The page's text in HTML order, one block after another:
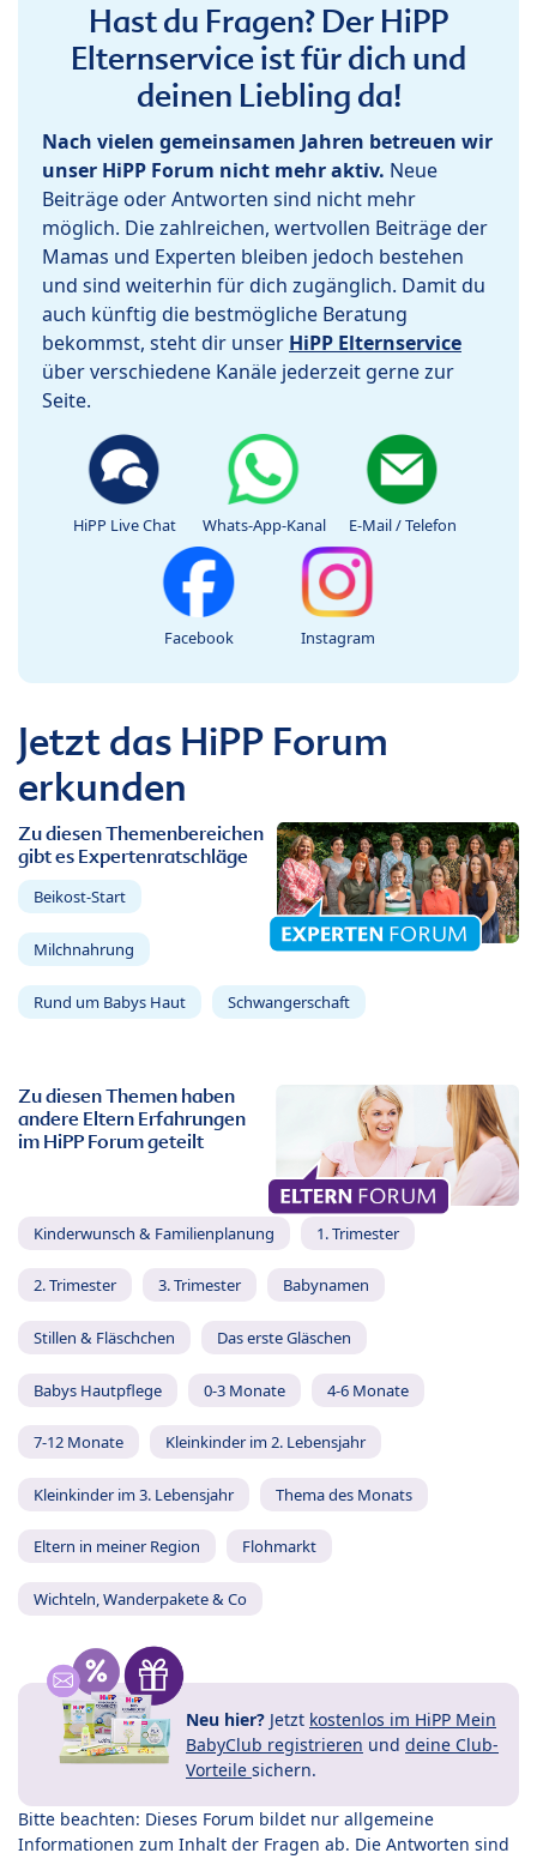
Hast du Fragen? Der HiPP
Elternservice ist für dich und
deinen Liebling da!
Nach vielen gemeinsamen Jahren betreuen wir
unser HiPP Forum nicht mehr aktiv. Neue
Beiträge oder Antworten sind nicht mehr
möglich. Die zahlreichen, wertvollen Beiträge der
Mamas und Experten bleiben jedoch bestehen
und sind weiterhin für dich zugänglich. Damit du
auch künftig die bestmögliche Beratung
bekommst, steht dir unser HiPP Elternservice
über verschiedene Kanäle jederzeit gerne zur
Seite.
HiPP Live Chat Whats-App-Kanal E-Mail / Telefon
Facebook Instagram
Jetzt das HiPP Forum
erkunden
Zu diesen Themenbereichen
gibt es Expertenratschläge
Beikost-Start
Milchnahrung
Rund um Babys Haut Schwangerschaft
Zu diesen Themen haben
andere Eltern Erfahrungen
im HiPP Forum geteilt
Kinderwunsch & Familienplanung 1. Trimester
2. Trimester 3. Trimester Babynamen
Stillen & Fläschchen Das erste Gläschen
Babys Hautpflege 0-3 Monate 4-6 Monate
7-12 Monate Kleinkinder im 2. Lebensjahr
Kleinkinder im 3. Lebensjahr Thema des Monats
Eltern in meiner Region Flohmarkt
Wichteln, Wanderpakete & Co
Neu hier? Jetzt kostenlos im HiPP Mein
BabyClub registrieren und deine Club-
Vorteile sichern.
Bitte beachten: Dieses Forum bildet nur allgemeine
Informationen zum Inhalt der Fragen ab. Die Antworten sind